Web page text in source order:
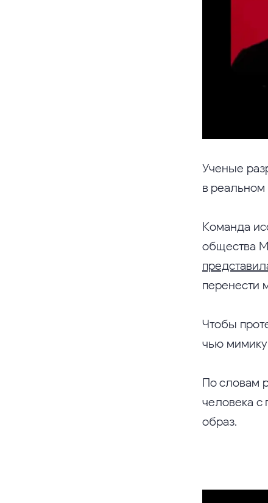
Ученые
в
Команда
общества
перенести
Чтобы
чью мимику
По словам
человека с
образ.